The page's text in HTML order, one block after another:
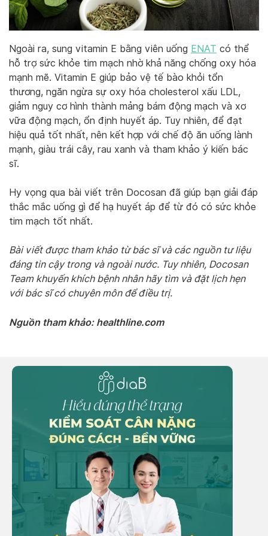
Ngoài ra, sung vitamin E bằng viên uống ENAT có thể
hỗ trợ sức khỏe tim mạch nhờ khả năng chống oxy hóa
mạnh mẽ. Vitamin E giúp bảo vệ tế bào khỏi tổn
thương, ngăn ngừa sự oxy hóa cholesterol xấu LDL,
giảm nguy cơ hình thành mảng bám động mạch và xơ
vữa động mạch, ổn định huyết áp. Tuy nhiên, để đạt
hiệu quả tốt nhất, nên kết hợp với chế độ ăn uống lành
mạnh, giàu trái cây, rau xanh và tham khảo ý kiến bác
sĩ.
Hy vọng qua bài viết trên Docosan đã giúp bạn giải đáp
thắc mắc uống gì để hạ huyết áp để từ đó có sức khỏe
tim mạch tốt nhất.
Bài viết được tham khảo từ bác sĩ và các nguồn tư liệu
đáng tin cậy trong và ngoài nước. Tuy nhiên, Docosan
Team khuyến khích bệnh nhân hãy tìm và đặt lịch hẹn
với bác sĩ có chuyên môn để điều trị.
Nguồn tham khảo: healthline.com